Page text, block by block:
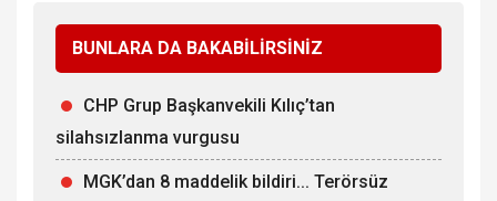
BUNLARA DA BAKABİLİRSİNİZ
CHP Grup Başkanvekili Kılıç’tan
silahsızlanma vurgusu
MGK’dan 8 maddelik bildiri... Terörsüz